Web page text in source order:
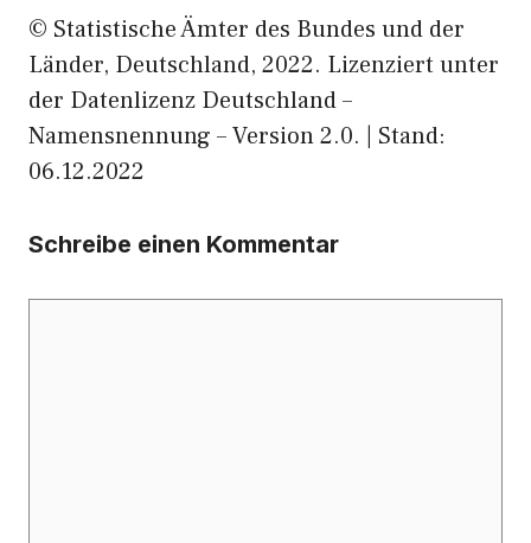
© Statistische Ämter des Bundes und der
Länder, Deutschland, 2022. Lizenziert unter
der Datenlizenz Deutschland –
Namensnennung – Version 2.0. | Stand:
06.12.2022
Schreibe einen Kommentar